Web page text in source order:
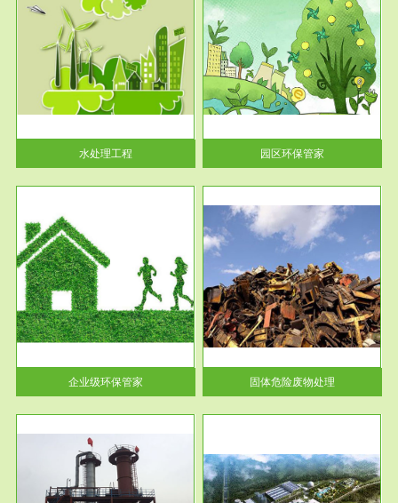
水处理工程
服务范围
园区环保管家
2016 年 4 月，环保部下发《关
于积极发挥环境保护作用促进供
给侧结...
园区环保管家
企业级环保管家
服务范围
固体危险废物处理
固体废物解释：固体废物是指人
们在生产建设、日常生活和其他
活动中...
固体危险废物处理
服务范围